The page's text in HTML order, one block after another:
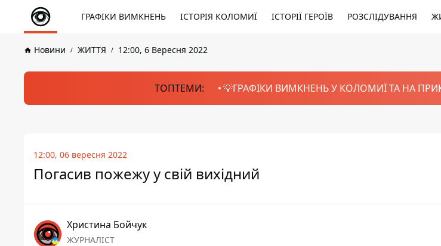
ГРАФІКИ ВИМКНЕНЬ ІСТОРІЯ КОЛОМИЇ ІСТОРІЇ ГЕРОЇВ РОЗСЛІДУВАННЯ
Новини ЖИТТЯ 12:00, 6 Вересня 2022
ТОПТЕМИ: 💡ГРАФІКИ ВИМКНЕНЬ У КОЛОМИЇ ТА НА
12:00, 06 вересня 2022
Погасив пожежу у свій вихідний
Христина Бойчук
ЖУРНАЛІСТ